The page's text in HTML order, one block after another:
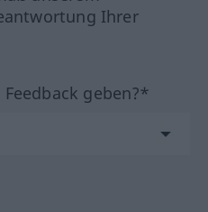
Ihrer
geben?*